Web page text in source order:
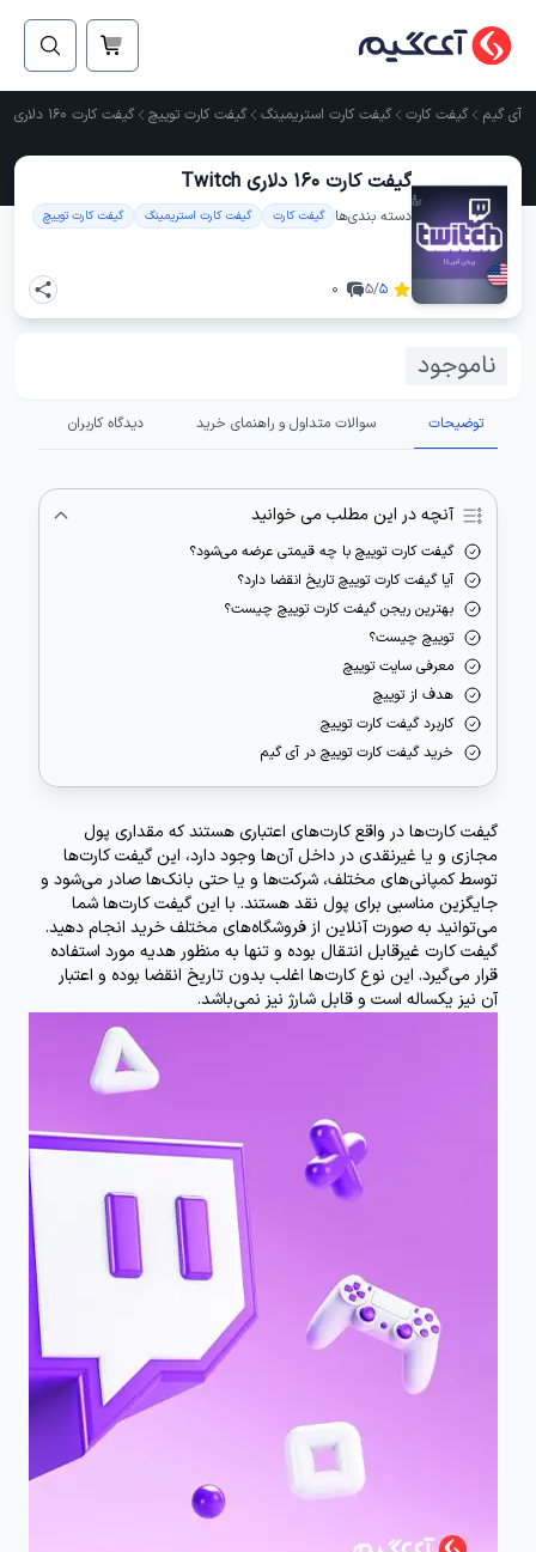
آی گیم گیفت کارت گیفت کارت استریمینگ گیفت کارت توییچ گیفت کارت 160 دلاری Twitch
گیفت کارت 160 دلاری Twitch
دسته ‌بندی‌ها گیفت کارت گیفت کارت استریمینگ گیفت کارت توییچ
5
/5
0
ناموجود
توضیحات سوالات متداول و راهنمای خرید دیدگاه کاربران
آنچه در این مطلب می خوانید
گیفت کارت توییچ با چه قیمتی عرضه می‌شود؟
آیا گیفت کارت توییچ تاریخ انقضا دارد؟
بهترین ریجن گیفت کارت توییچ چیست؟
توییچ چیست؟
معرفی سایت توییچ
هدف از توییچ
کاربرد گیفت کارت توییچ
خرید گیفت کارت توییچ در آی گیم
گیفت کارت‌ها در واقع کارت‌های اعتباری هستند که مقداری پول
مجازی و یا غیرنقدی در داخل آن‌ها وجود دارد، این گیفت کارت‌ها
توسط کمپانی‌های مختلف، شرکت‌ها و یا حتی بانک‌ها صادر می‌شود و
جایگزین مناسبی برای پول نقد هستند. با این گیفت کارت‌ها شما
می‌توانید به صورت آنلاین از فروشگاه‌های مختلف خرید انجام دهید.
گیفت کارت غیرقابل انتقال بوده و تنها به منظور هدیه مورد استفاده
قرار می‌گیرد. این نوع کارت‌ها اغلب بدون تاریخ انقضا بوده و اعتبار
آن نیز یکساله است و قابل شارژ نیز نمی‌باشد.